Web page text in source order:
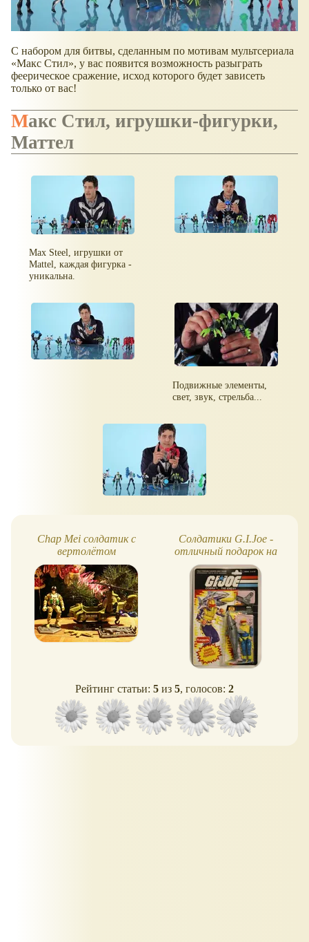
С набором для битвы, сделанным по мотивам мультсериала
Макс Стил , у вас появится возможность разыграть
феерическое сражение, исход которого будет зависеть
только от вас!
Макс Стил, игрушки-фигурки,
Маттел
Max Steel, игрушки от
Mattel, каждая фигурка -
уникальна.
Подвижные элементы,
свет, звук, стрельба...
Chap Mei солдатик с
вертолётом
Солдатики G.I.Joe -
отличный подарок на
Новый год, День
рождения и не только!
Рейтинг статьи: 5 из 5, голосов: 2